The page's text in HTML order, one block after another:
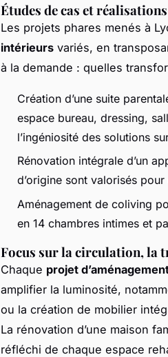
Études de cas et
Les projets phares menés à
intérieurs variés, en
à la demande : quelles
Création d’une suite
espace bureau, dressing,
l’ingéniosité des solutions
Rénovation intégrale d’un
d’origine sont valorisés
Aménagement de coliving
en 14 chambres intimes et
Focus sur la circulation, la
Chaque projet
amplifier la luminosité,
ou la création de mobilier
La rénovation d’une maison
réfléchi de chaque espace